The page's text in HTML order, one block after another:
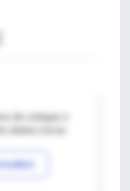
de colegas o